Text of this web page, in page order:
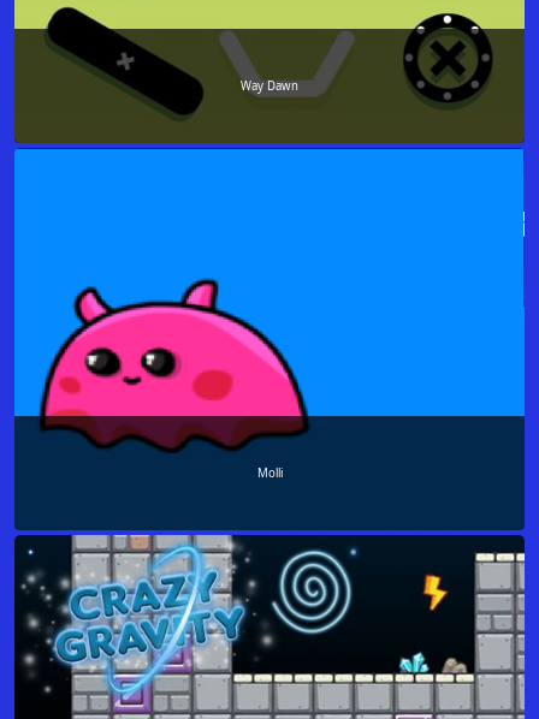
Way Dawn
Molli